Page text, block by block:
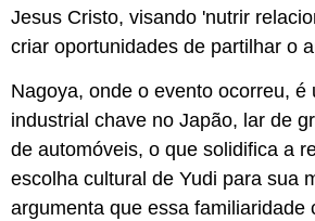
Jesus Cristo, visando 'nutrir
criar oportunidades de partilhar o
Nagoya, onde o evento ocorreu, é
industrial chave no Japão, lar de
de automóveis, o que solidifica a
escolha cultural de Yudi para sua
argumenta que essa familiaridade